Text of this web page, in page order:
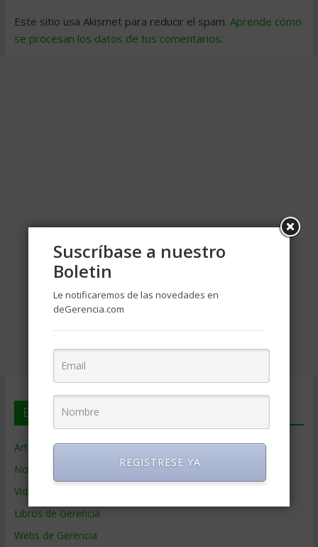
Este sitio usa Akismet para reducir el spam. Aprende cómo
se procesan los datos de tus comentarios.
En deGerencia.com
Artículos de Gerencia
Noticias de Gerencia
Videos de Gerencia
Libros de Gerencia
Webs de Gerencia
Suscríbase a nuestro
Boletin
Le notificaremos de las novedades en
deGerencia.com
REGISTRESE YA